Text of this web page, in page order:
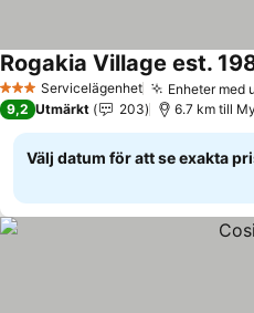
3 StjärnorServicelägenhet Enheter med
Rogakia Village est.
9,2 Utmärkt 203 6.7 km till
Välj datum för att se exakta